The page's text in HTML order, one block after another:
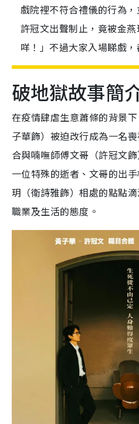
戲院裡不符合禮儀的行為
許冠文出聲制止，竟被金
咩！」不過大家入場睇戲
破地獄故事簡
在疫情肆虐生意蕭條的背景
子華飾）被迫改行成為一名
合與喃嘸師傅文哥（許冠文
一位特殊的逝者、文哥的出
玥（衛詩雅飾）相處的點點
職業及生活的態度。